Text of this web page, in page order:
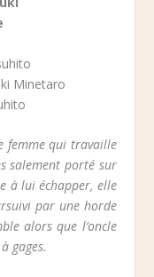
Minetaro
femme qui travaille
salement porté sur
à lui échapper, elle
par une horde
alors que l’oncle
gages.